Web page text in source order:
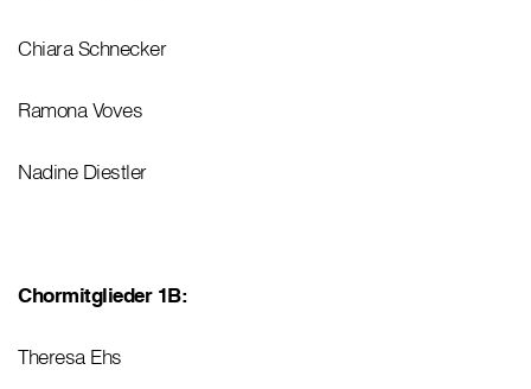
Chiara Schnecker
Ramona Voves
Nadine Diestler
Chormitglieder 1B:
Theresa Ehs